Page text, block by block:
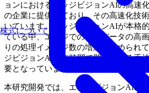
株式について
ョンにおけるエッジビジョンAIの高速
の企業に提供しており、その高速化技
いています。エッジビジョンAIが本格
ている中、エッジでの画像データの高
りの処理イメージ数の増加が求められ
ジビジョンAIを短時間で開発できる手
要となっています。
本研究開発では、エッジビジョンAIの